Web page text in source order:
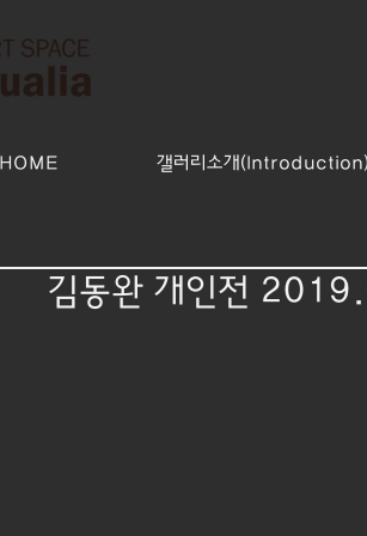
HOME 갤러리소개(Introduction)
김동완 개인전